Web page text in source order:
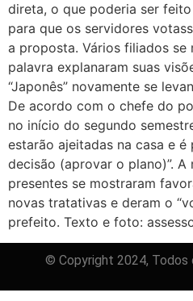
direta, o que poderia ser
para que os servidores
a proposta. Vários filiados se
palavra explanaram suas
“Japonês” novamente se
De acordo com o chefe do
no início do segundo
estarão ajeitadas na casa e é
decisão (aprovar o plano)”.
presentes se mostraram
novas tratativas e deram o
prefeito. Texto e foto:
© Copyright 2024, Todos